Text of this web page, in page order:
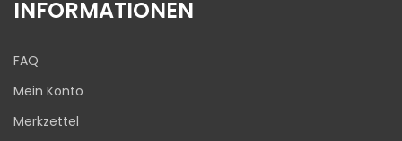
INFORMATIONEN
FAQ
Mein Konto
Merkzettel